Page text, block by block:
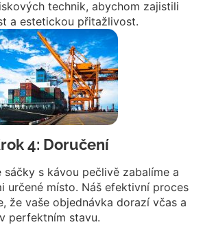
technik, abychom zajistili
a estetickou přitažlivost.
4: Doručení
sáčky s kávou pečlivě zabalíme a
určené místo. Náš efektivní proces
že vaše objednávka dorazí včas a
v perfektním stavu.